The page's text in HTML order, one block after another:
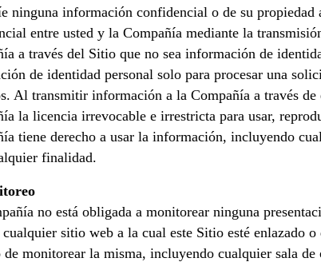
ninguna información confidencial o de su
entre usted y la Compañía mediante la
a través del Sitio que no sea información de
de identidad personal solo para procesar una
Al transmitir información a la Compañía a través
la licencia irrevocable e irrestricta para usar,
tiene derecho a usar la información, incluyendo
finalidad.
no está obligada a monitorear ninguna
cualquier sitio web a la cual este Sitio esté enlazado
de monitorear la misma, incluyendo cualquier sala